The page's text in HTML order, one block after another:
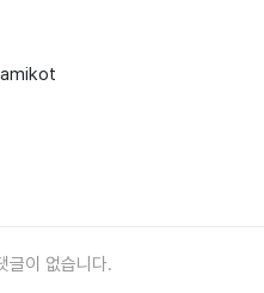
글이 없습니다.